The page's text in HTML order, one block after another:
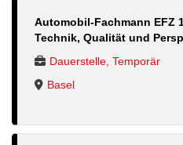
Automobil-Fachmann EFZ
Technik, Qualität und
Dauerstelle, Temporär
Basel